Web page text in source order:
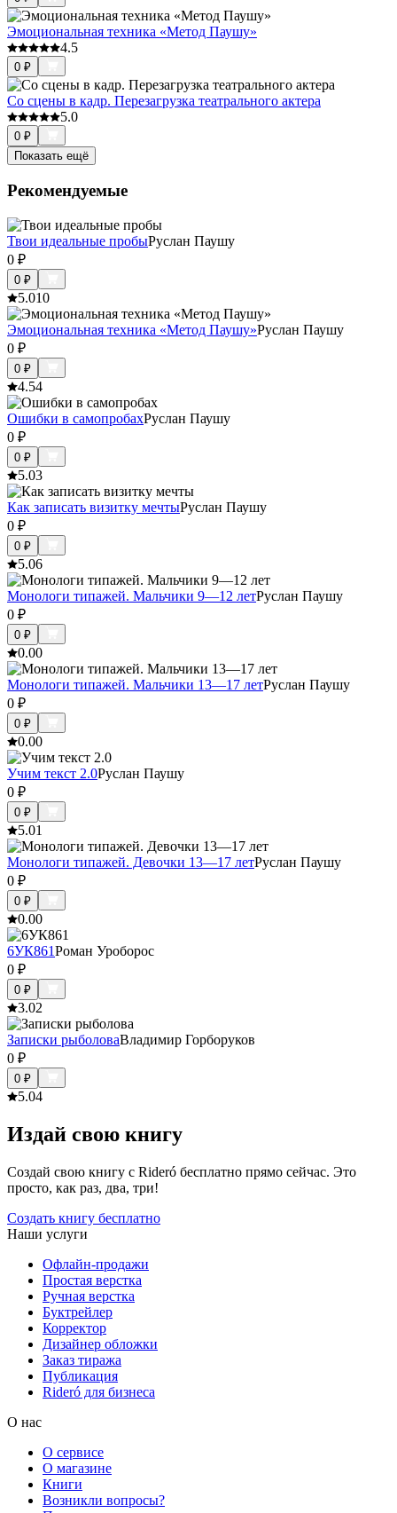
Эмоциональная техника «Метод Паушу»
4.5
0 ₽
Со сцены в кадр. Перезагрузка театрального актера
5.0
0 ₽
Показать ещё
Рекомендуемые
Твои идеальные пробыРуслан Паушу
0 ₽
0 ₽
5.010
Эмоциональная техника «Метод Паушу»Руслан Паушу
0 ₽
0 ₽
4.54
Ошибки в самопробахРуслан Паушу
0 ₽
0 ₽
5.03
Как записать визитку мечтыРуслан Паушу
0 ₽
0 ₽
5.06
Монологи типажей. Мальчики 9—12 летРуслан Паушу
0 ₽
0 ₽
0.00
Монологи типажей. Мальчики 13—17 летРуслан Паушу
0 ₽
0 ₽
0.00
Учим текст 2.0Руслан Паушу
0 ₽
0 ₽
5.01
Монологи типажей. Девочки 13—17 летРуслан Паушу
0 ₽
0 ₽
0.00
6УК861Роман Уроборос
0 ₽
0 ₽
3.02
Записки рыболоваВладимир Горборуков
0 ₽
0 ₽
5.04
Издай свою книгу
Создай свою книгу с Rideró бесплатно прямо сейчас. Это
просто, как раз, два, три!
Создать книгу бесплатно
Наши услуги
Офлайн-продажи
Простая верстка
Ручная верстка
Буктрейлер
Корректор
Дизайнер обложки
Заказ тиража
Публикация
Rideró для бизнеса
О нас
О сервисе
О магазине
Книги
Возникли вопросы?